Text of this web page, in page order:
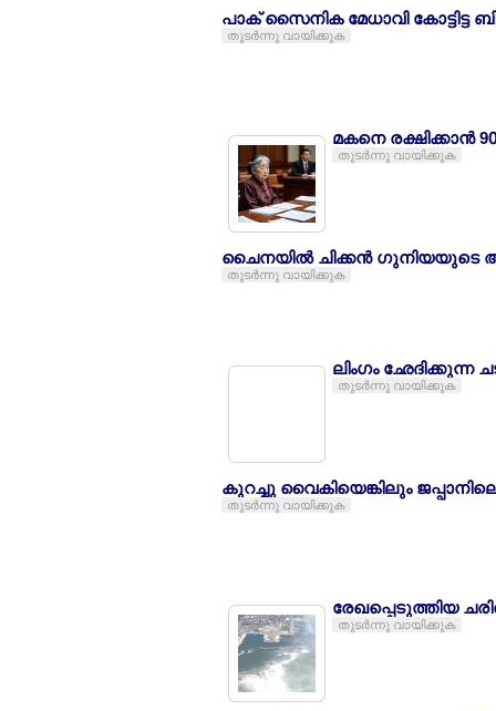
പാക് സൈനിക മേധാവി
തുടര്‍ന്നു വായിക്കുക
മകനെ രക്ഷിക്കാന്‍
തുടര്‍ന്നു വായിക്കുക
ചൈനയില്‍ ചിക്കന്‍ ഗുനിയയുടെ
തുടര്‍ന്നു വായിക്കുക
ലിംഗം ഛേദിക്കുന്ന
തുടര്‍ന്നു വായിക്കുക
കുറച്ചു വൈകിയെങ്കിലും
തുടര്‍ന്നു വായിക്കുക
രേഖപ്പെടുത്തിയ
തുടര്‍ന്നു വായിക്കുക